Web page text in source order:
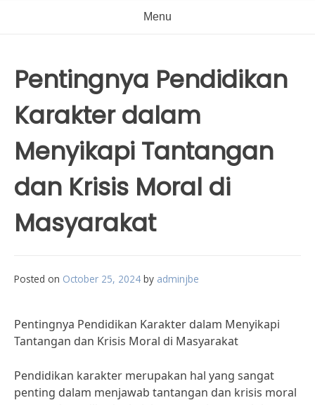
Menu
Pentingnya Pendidikan
Karakter dalam
Menyikapi Tantangan
dan Krisis Moral di
Masyarakat
Posted on October 25, 2024 by adminjbe
Pentingnya Pendidikan Karakter dalam Menyikapi
Tantangan dan Krisis Moral di Masyarakat
Pendidikan karakter merupakan hal yang sangat
penting dalam menjawab tantangan dan krisis moral